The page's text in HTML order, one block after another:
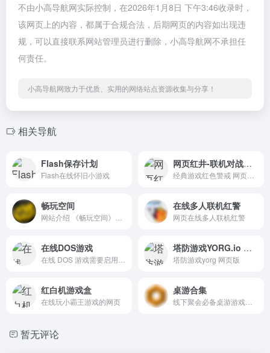
不由小高导航网实际控制，在2026年1月8日 下午3:46收录时，
该网页上的内容，都属于合规合法，后期网页的内容如出现违
规，可以直接联系网站管理员进行删除，小高导航网不承担任
何责任。
小高导航网致力于优质、实用的网络站点资源收集与分享！
相关导航
Flash保存计划
Flash在线怀旧小游戏
网页红井-联机对战平台
畅玩空间 在线多人联机红警
网页在线多人联机红警
在线DOS游戏 塔防游戏YORG.io Game
塔防游戏yorg 网页版
红白机游戏盒
在线玩小霸王游戏的网页
桌游合集
暂无评论